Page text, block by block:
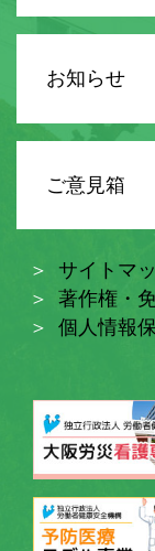
お知らせ
ご意見箱
サイトマ
著作権・
個人情報